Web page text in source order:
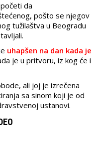
da
pošto se njegov
tužilaštva u Beogradu
uhapšen na dan kada je
je u pritvoru, iz kog će i
ali joj je izrečena
sa sinom koji je od
ustanovi.